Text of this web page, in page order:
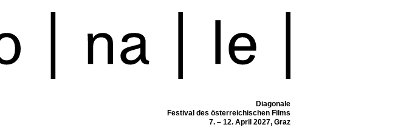
Diagonale
Festival des österreichischen Films
7. – 12. April 2027, Graz